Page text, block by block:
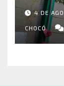
4 DE
CHOCÓ